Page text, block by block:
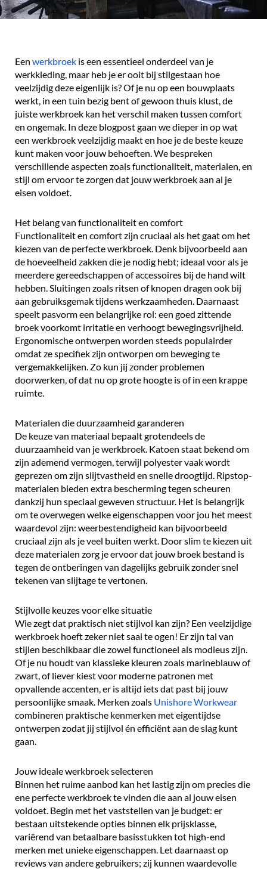
Een werkbroek is een essentieel onderdeel van je
werkkleding, maar heb je er ooit bij stilgestaan hoe
veelzijdig deze eigenlijk is? Of je nu op een bouwplaats
werkt, in een tuin bezig bent of gewoon thuis klust, de
juiste werkbroek kan het verschil maken tussen comfort
en ongemak. In deze blogpost gaan we dieper in op wat
een werkbroek veelzijdig maakt en hoe je de beste keuze
kunt maken voor jouw behoeften. We bespreken
verschillende aspecten zoals functionaliteit, materialen, en
stijl om ervoor te zorgen dat jouw werkbroek aan al je
eisen voldoet.
Het belang van functionaliteit en comfort
Functionaliteit en comfort zijn cruciaal als het gaat om het
kiezen van de perfecte werkbroek. Denk bijvoorbeeld aan
de hoeveelheid zakken die je nodig hebt; ideaal voor als je
meerdere gereedschappen of accessoires bij de hand wilt
hebben. Sluitingen zoals ritsen of knopen dragen ook bij
aan gebruiksgemak tijdens werkzaamheden. Daarnaast
speelt pasvorm een belangrijke rol: een goed zittende
broek voorkomt irritatie en verhoogt bewegingsvrijheid.
Ergonomische ontwerpen worden steeds populairder
omdat ze specifiek zijn ontworpen om beweging te
vergemakkelijken. Zo kun jij zonder problemen
doorwerken, of dat nu op grote hoogte is of in een krappe
ruimte.
Materialen die duurzaamheid garanderen
De keuze van materiaal bepaalt grotendeels de
duurzaamheid van je werkbroek. Katoen staat bekend om
zijn ademend vermogen, terwijl polyester vaak wordt
geprezen om zijn slijtvastheid en snelle droogtijd. Ripstop-
materialen bieden extra bescherming tegen scheuren
dankzij hun speciaal geweven structuur. Het is belangrijk
om te overwegen welke eigenschappen voor jou het meest
waardevol zijn: weerbestendigheid kan bijvoorbeeld
cruciaal zijn als je veel buiten werkt. Door slim te kiezen uit
deze materialen zorg je ervoor dat jouw broek bestand is
tegen de ontberingen van dagelijks gebruik zonder snel
tekenen van slijtage te vertonen.
Stijlvolle keuzes voor elke situatie
Wie zegt dat praktisch niet stijlvol kan zijn? Een veelzijdige
werkbroek hoeft zeker niet saai te ogen! Er zijn tal van
stijlen beschikbaar die zowel functioneel als modieus zijn.
Of je nu houdt van klassieke kleuren zoals marineblauw of
zwart, of liever kiest voor moderne patronen met
opvallende accenten, er is altijd iets dat past bij jouw
persoonlijke smaak. Merken zoals Unishore Workwear
combineren praktische kenmerken met eigentijdse
ontwerpen zodat jij stijlvol én efficiënt aan de slag kunt
gaan.
Jouw ideale werkbroek selecteren
Binnen het ruime aanbod kan het lastig zijn om precies die
ene perfecte werkbroek te vinden die aan al jouw eisen
voldoet. Begin met het vaststellen van je budget: er
bestaan uitstekende opties binnen elk prijsklasse,
variërend van betaalbare basisstukken tot high-end
merken met unieke eigenschappen. Let daarnaast op
reviews van andere gebruikers; zij kunnen waardevolle